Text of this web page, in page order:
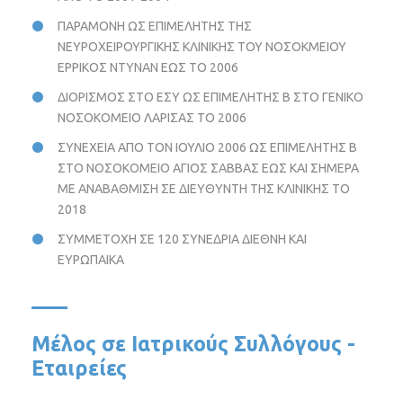
ΠΑΡΑΜΟΝΗ ΩΣ ΕΠΙΜΕΛΗΤΗΣ ΤΗΣ
ΝΕΥΡΟΧΕΙΡΟΥΡΓΙΚΗΣ ΚΛΙΝΙΚΗΣ ΤΟΥ ΝΟΣΟΚΜΕΙΟΥ
ΕΡΡΙΚΟΣ ΝΤΥΝΑΝ ΕΩΣ ΤΟ 2006
ΔΙΟΡΙΣΜΟΣ ΣΤΟ ΕΣΥ ΩΣ ΕΠΙΜΕΛΗΤΗΣ Β ΣΤΟ ΓΕΝΙΚΟ
ΝΟΣΟΚΟΜΕΙΟ ΛΑΡΙΣΑΣ ΤΟ 2006
ΣΥΝΕΧΕΙΑ ΑΠΟ ΤΟΝ ΙΟΥΛΙΟ 2006 ΩΣ ΕΠΙΜΕΛΗΤΗΣ Β
ΣΤΟ ΝΟΣΟΚΟΜΕΙΟ ΑΓΙΟΣ ΣΑΒΒΑΣ ΕΩΣ ΚΑΙ ΣΗΜΕΡΑ
ΜΕ ΑΝΑΒΑΘΜΙΣΗ ΣΕ ΔΙΕΥΘΥΝΤΗ ΤΗΣ ΚΛΙΝΙΚΗΣ ΤΟ
2018
ΣΥΜΜΕΤΟΧΗ ΣΕ 120 ΣΥΝΕΔΡΙΑ ΔΙΕΘΝΗ ΚΑΙ
ΕΥΡΩΠΑΙΚΑ
Μέλος σε Ιατρικούς Συλλόγους -
Εταιρείες